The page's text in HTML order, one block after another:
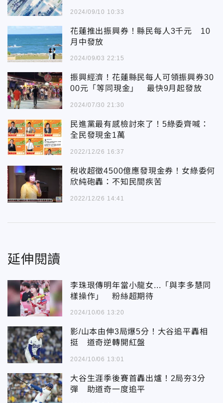
2024/09/10 10:33
花蓮推出振興券！縣民每人3千元 10
月中發放
2024/09/03 22:15
振興經濟！花蓮縣民每人可領振興券30
00元「等同現金」 最快9月起發放
2024/07/30 21:30
民進黨最有感檢討來了！5綠委齊喊：
全民發現金1萬
2022/12/26 16:37
稅收超徵4500億應發現金券！女綠委何
欣純砲轟：不知民間疾苦
2022/12/26 14:41
延伸閱讀
李珠珢傳明年當小龍女...「與李多慧同
樣操作」 粉絲超期待
2024/10/06 13:20
影/山本由伸3局爆5分！大谷追平轟相
挺 道奇逆轉開紅盤
2024/10/06 13:01
大谷生涯季後賽首轟出爐！2局夯3分
彈 助道奇一度追平